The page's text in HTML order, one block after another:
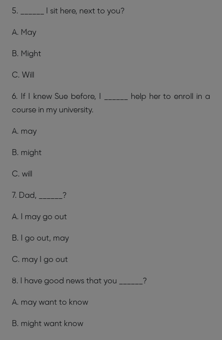
5. ______ I sit here, next to you?
A. May
B. Might
C. Will
6. If I knew Sue before, I ______ help her to enroll in a
course in my university.
A. may
B. might
C. will
7. Dad, ______?
A. I may go out
B. I go out, may
C. may I go out
8. I have good news that you ______?
A. may want to know
B. might want know